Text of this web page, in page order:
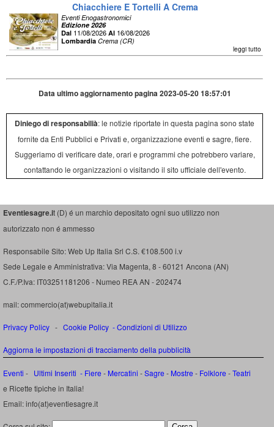
Chiacchiere E Tortelli A Crema
Eventi Enogastronomici
Edizione 2026
Dal 11/08/2026 Al 16/08/2026
Lombardia Crema (CR)
leggi tutto
Data ultimo aggiornamento pagina 2023-05-20 18:57:01
Diniego di responsabilià: le notizie riportate in questa pagina sono state
fornite da Enti Pubblici e Privati e, organizzazione eventi e sagre, fiere.
Suggeriamo di verificare date, orari e programmi che potrebbero variare,
contattando le organizzazioni o visitando il sito ufficiale dell'evento.
Eventiesagre.it (D) é un marchio depositato ogni suo utilizzo non
autorizzato non é ammesso
Responsabile Sito: Web Up Italia Srl C.S. €108.500 i.v
Sede Legale e Amministrativa: Via Magenta, 8 - 60121 Ancona (AN)
C.F./P.Iva: IT03251181206 - Numeo REA AN - 202474
mail: commercio(at)webupitalia.it
Privacy Policy - Cookie Policy -Condizioni di Utilizzo
Aggiorna le impostazioni di tracciamento della pubblicità
Eventi - Ultimi Inseriti - Fiere - Mercatini -Sagre - Mostre - Folklore -Teatri
e Ricette tipiche in Italia!
Email: info(at)eventiesagre.it